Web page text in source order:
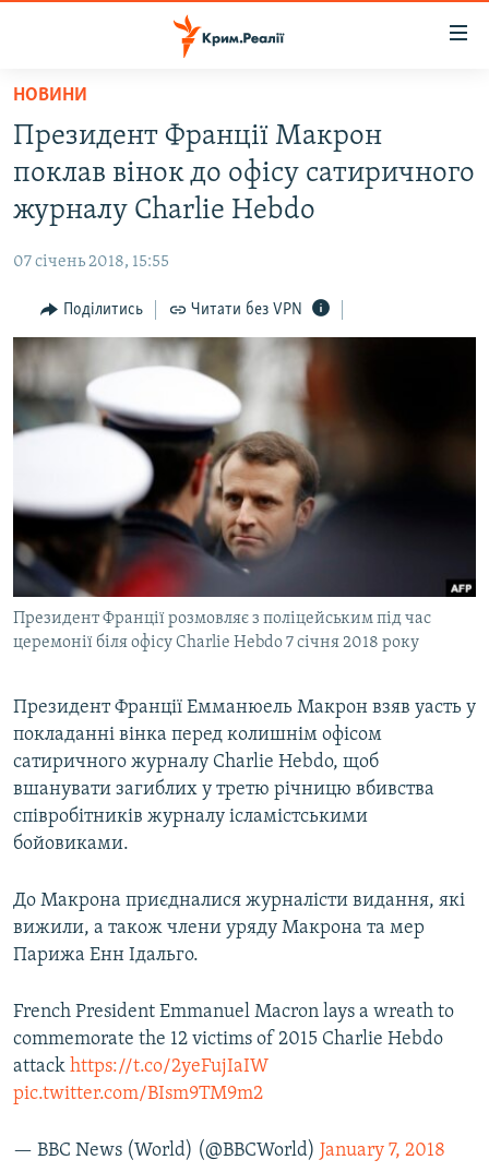
Перейти
основного
матеріалу
до
основної
Перейти
до
пошуку
ВОДА.КРИМ
ВІДЕО ТА ФОТО
БЛОГИ
ПОГЛЯД
ІНТЕРВ'Ю
ВСЕ ЗА ДЕНЬ
СПЕЦПРОЕКТИ
ВІДЕОУРОКИ «ELIFBE»
СВІДЧЕННЯ ОКУПАЦІЇ
УКРАЇНСЬКА ПРОБЛЕМА КРИМУ
ІНФОГРАФІКА
ЯК ОБІЙТИ БЛОКУВАННЯ
Qırımtatar
ДОЛУЧАЙСЯ!
Усі сайти RFE/RL
НОВИНИ
Президент Франції Макрон
поклав вінок до офісу сатиричного
журналу Charlie Hebdo
07 січень 2018, 15:55
Поділитись Читати без VPN
Президент Франції розмовляє з поліцейським під час
церемонії біля офісу Charlie Hebdo 7 січня 2018 року
Президент Франції Емманюель Макрон взяв уасть у
покладанні вінка перед колишнім офісом
сатиричного журналу Charlie Hebdo, щоб
вшанувати загиблих у третю річницю вбивства
співробітників журналу ісламістськими
бойовиками.
До Макрона приєдналися журналісти видання, які
вижили, а також члени уряду Макрона та мер
Парижа Енн Ідальго.
French President Emmanuel Macron lays a wreath to
commemorate the 12 victims of 2015 Charlie Hebdo
attack https://t.co/2yeFujIaIW
pic.twitter.com/BIsm9TM9m2
— BBC News (World) (@BBCWorld) January 7, 2018